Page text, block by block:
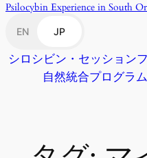
Psilocybin Experience in South
EN JP
シロシビン・セッション
自然統合プログラム